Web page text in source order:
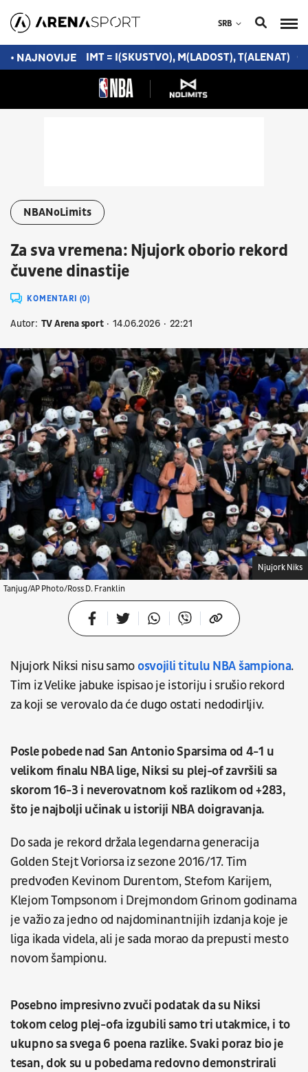
SRB
• NAJNOVIJE
MAKSIMUM IMT = I(SKUSTVO), M(LADOST), T(ALENAT)
NBANoLimits
Za sva vremena: Njujork oborio rekord
čuvene dinastije
KOMENTARI (0)
Autor: TV Arena sport 14.06.2026 22:21
Tanjug/AP Photo/Ross D. Franklin
Njujork Niks
Njujork Niksi nisu samoosvojili titulu NBA šampiona.
Tim iz Velike jabuke ispisao je istoriju i srušio rekord
za koji se verovalo da će dugo ostati nedodirljiv.
Posle pobede nad San Antonio Sparsima od 4-1 u
velikom finalu NBA lige, Niksi su plej-of završili sa
skorom 16-3 i neverovatnom koš razlikom od +283,
što je najbolji učinak u istoriji NBA doigravanja.
Do sada je rekord držala legendarna generacija
Golden Stejt Voriorsa iz sezone 2016/17. Tim
predvođen Kevinom Durentom, Stefom Karijem,
Klejom Tompsonom i Drejmondom Grinom godinama
je važio za jedno od najdominantnijih izdanja koje je
liga ikada videla, ali je sada morao da prepusti mesto
novom šampionu.
Posebno impresivno zvuči podatak da su Niksi
tokom celog plej-ofa izgubili samo tri utakmice, i to
ukupno sa svega 6 poena razlike. Svaki poraz bio je
tesan, dok su u pobedama redovno demonstrirali